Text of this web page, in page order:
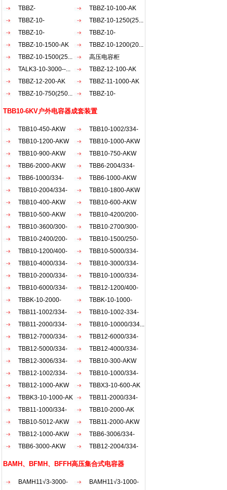
AKW AKW
TBBZ-
900（200+30...
TBBZ-10-100-AK
TBBZ-10-
1200（20...
TBBZ-10-1250(25...
TBBZ-10-
900（150...
TBBZ-10-
1500（50...
TBBZ-10-1500-AK
TBBZ-10-1200(20...
TBBZ-10-1500(25...
高压电容柜
TALK3-10-3000--...
TBBZ-12-100-AK
TBBZ-12-200-AK
TBBZ-11-1000-AK
TBBZ-10-750(250...
TBBZ-10-
1800（30...
TBB10-6KV户外电容器成套装置
TBB10-450-AKW
TBB10-1002/334-
AKW
TBB10-1200-AKW
TBB10-1000-AKW
TBB10-900-AKW
TBB10-750-AKW
TBB6-2000-AKW
TBB6-2004/334-
AKW
TBB6-1000/334-
AKW
TBB6-1000-AKW
TBB10-2004/334-
AKW
TBB10-1800-AKW
TBB10-400-AKW
TBB10-600-AKW
TBB10-500-AKW
TBB10-4200/200-
AKW
TBB10-3600/300-
AKW
TBB10-2700/300-
AKW
TBB10-2400/200-
AKW
TBB10-1500/250-
AKW
TBB10-1200/400-
AKW
TBB10-5000/334-
AKW
TBB10-4000/334-
AKW
TBB10-3000/334-
AKW
TBB10-2000/334-
AKW
TBB10-1000/334-
AKW
TBB10-6000/334-
AKW
TBB12-1200/400-
AKW
TBBK-10-2000-
AKW
TBBK-10-1000-
AKW
TBB11-1002/334-
AKW
TBB10-1002-334-
AKW
TBB11-2000/334-
AKW
TBB10-10000/334...
TBB12-7000/334-
AKW
TBB12-6000/334-
AKW
TBB12-5000/334-
AKW
TBB12-4000/334-
AKW
TBB12-3006/334-
AKW
TBB10-300-AKW
TBB12-1002/334-
AKW
TBB10-1000/334-
ACW
TBB12-1000-AKW
TBBX3-10-600-AK
TBBK3-10-1000-AK
TBB11-2000/334-
akw
TBB11-1000/334-
akw
TBB10-2000-AK
TBB10-5012-AKW
TBB11-2000-AKW
TBB12-1000-AKW
TBB6-3006/334-
AKW
TBB6-3000-AKW
TBB12-2004/334-
AKW
BAMH、BFMH、BFFH高压集合式电容器
BAMH11√3-3000-
BAMH11√3-1000-